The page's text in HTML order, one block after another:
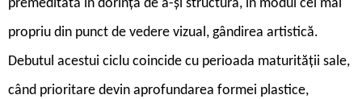
premeditată în dorința de a-și structura, în modul cel mai
propriu din punct de vedere vizual, gândirea artistică.
Debutul acestui ciclu coincide cu perioada maturității sale,
când prioritare devin aprofundarea formei plastice,